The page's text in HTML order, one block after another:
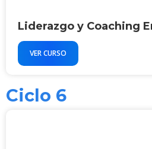
Liderazgo y Coaching
VER CURSO
Ciclo 6